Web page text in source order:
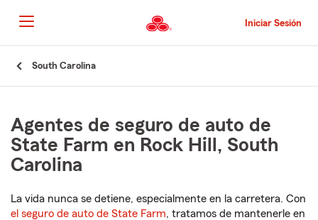
al
contenido
principal
Iniciar Sesión
South Carolina
Agentes de seguro de auto de
State Farm en Rock Hill, South
Carolina
La vida nunca se detiene, especialmente en la carretera. Con
el seguro de auto de State Farm, tratamos de mantenerle en